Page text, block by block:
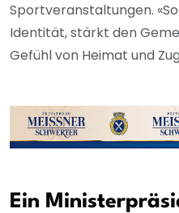
Sportveranstaltungen.
Identität, stärkt den
Gefühl von Heimat und
Ein